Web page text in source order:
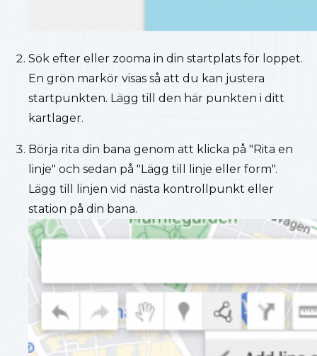
Sök efter eller zooma in din startplats för loppet.
En grön markör visas så att du kan justera
startpunkten. Lägg till den här punkten i ditt
kartlager.
Börja rita din bana genom att klicka på "Rita en
linje" och sedan på "Lägg till linje eller form".
Lägg till linjen vid nästa kontrollpunkt eller
station på din bana.